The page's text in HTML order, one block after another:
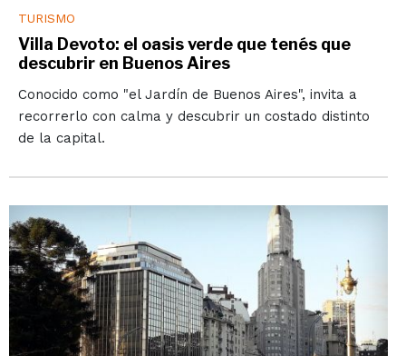
TURISMO
Villa Devoto: el oasis verde que tenés que
descubrir en Buenos Aires
Conocido como "el Jardín de Buenos Aires", invita a
recorrerlo con calma y descubrir un costado distinto
de la capital.